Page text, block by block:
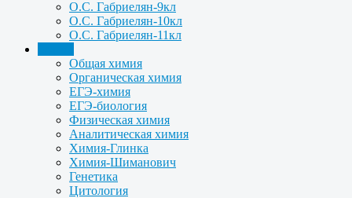
О.С. Габриелян-9кл
О.С. Габриелян-10кл
О.С. Габриелян-11кл
Общая химия
Органическая химия
ЕГЭ-химия
ЕГЭ-биология
Физическая химия
Аналитическая химия
Химия-Глинка
Химия-Шиманович
Генетика
Цитология